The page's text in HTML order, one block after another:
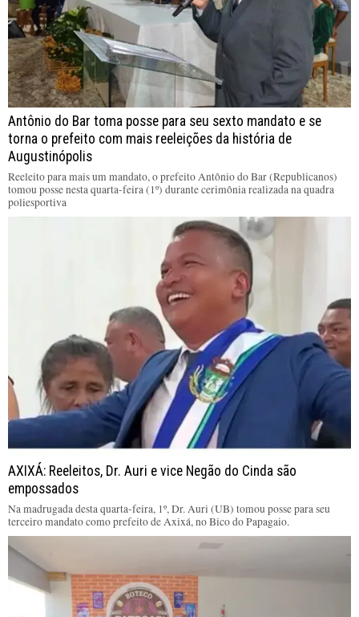
Antônio do Bar toma posse para seu sexto mandato e se
torna o prefeito com mais reeleições da história de
Augustinópolis
Reeleito para mais um mandato, o prefeito Antônio do Bar (Republicanos)
tomou posse nesta quarta-feira (1º) durante cerimônia realizada na quadra
poliesportiva
AXIXÁ: Reeleitos, Dr. Auri e vice Negão do Cinda são
empossados
Na madrugada desta quarta-feira, 1º, Dr. Auri (UB) tomou posse para seu
terceiro mandato como prefeito de Axixá, no Bico do Papagaio.